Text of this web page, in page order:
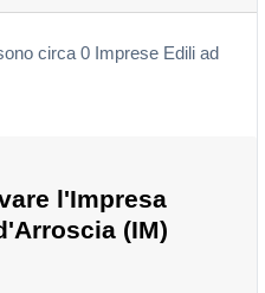
circa 0 Imprese Edili ad
l'Impresa
(IM)